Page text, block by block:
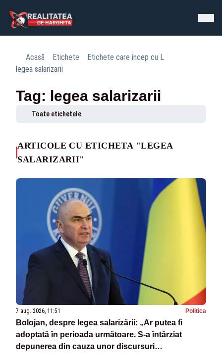
Acasă Etichete
Etichete care încep cu L
legea salarizarii
Tag: legea salarizarii
Toate etichetele
ARTICOLE CU ETICHETA "LEGEA
SALARIZARII"
7 aug. 2026, 11:51 Politica
Bolojan, despre legea salarizării: „Ar putea fi
adoptată în perioada următoare. S-a întârziat
depunerea din cauza unor discursuri